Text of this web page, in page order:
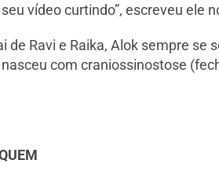
vídeo curtindo”, escreveu ele
de Ravi e Raika, Alok sempre
com craniossinostose